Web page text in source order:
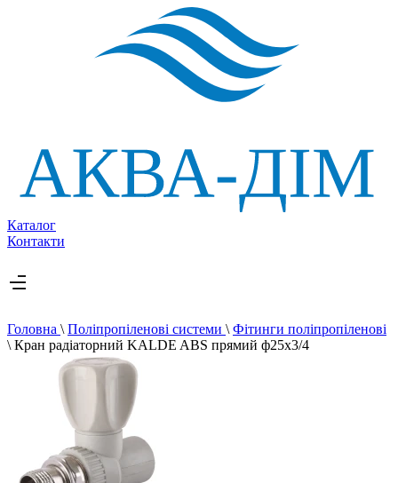
Каталог
Контакти
Головна \ Поліпропіленові системи \ Фітинги поліпропіленові
\ Кран радіаторний KALDE ABS прямий ф25х3/4